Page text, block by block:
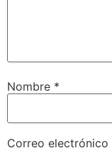
Nombre *
Correo electrónico